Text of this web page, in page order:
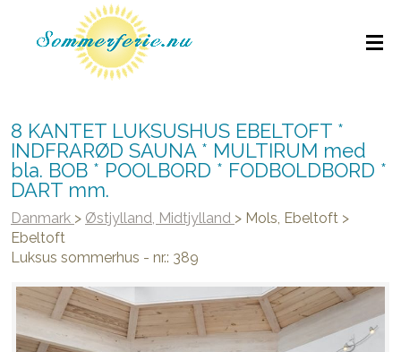
8 KANTET LUKSUSHUS EBELTOFT *
INDFRARØD SAUNA * MULTIRUM med
bla. BOB * POOLBORD * FODBOLDBORD *
DART mm.
Danmark > Østjylland, Midtjylland > Mols, Ebeltoft >
Ebeltoft
Luksus sommerhus - nr.: 389